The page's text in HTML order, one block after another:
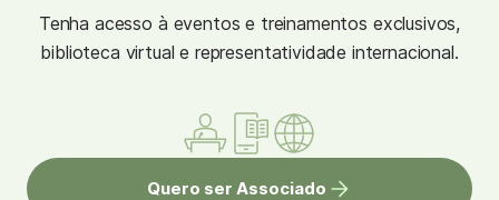
Tenha acesso à eventos e treinamentos exclusivos,
biblioteca virtual e representatividade internacional.
Quero ser Associado